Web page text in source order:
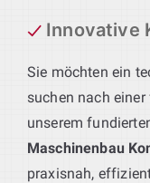
Innovative
Sie möchten ein
suchen nach
unserem
Maschinenbau
praxisnah,